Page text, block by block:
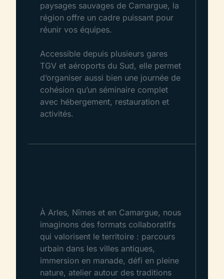
paysages sauvages de Camargue, la
région offre un cadre puissant pour
réunir vos équipes.
Accessible depuis plusieurs gares
TGV et aéroports du Sud, elle permet
d’organiser aussi bien une journée de
cohésion qu’un séminaire complet
avec hébergement, restauration et
activités.
À Arles, Nîmes et en Camargue, nous
imaginons des formats collaboratifs
qui valorisent le territoire : parcours
urbain dans les villes antiques,
immersion en manade, défi en pleine
nature, atelier autour des traditions